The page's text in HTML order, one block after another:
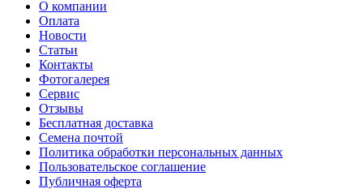
Тмин
Трава для чая
Туласи
Укроп
Фенхель пряный
Хризантема овощная
Цикорий пряный
Цикорий салатный (Витлуф)
Черемша
Шпинат
Щавель
Эндивий
Эстрагон
О компании
Оплата
Новости
Статьи
Контакты
Фотогалерея​
Сервис
Отзывы
Бесплатная доставка
Семена почтой
Политика обработки персональных данных
Пользовательское соглашение
Публичная оферта